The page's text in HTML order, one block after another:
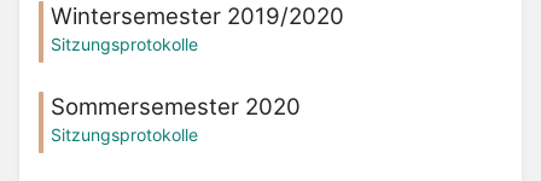
Wintersemester 2019/2020
Sitzungsprotokolle
Sommersemester 2020
Sitzungsprotokolle